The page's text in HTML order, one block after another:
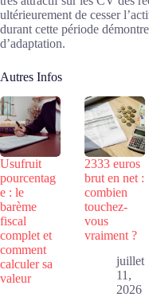
ultérieurement de cesser
durant cette période
d’adaptation.
Autres Infos
Usufruit
pourcentag
e : le
barème
fiscal
complet et
comment
calculer sa
valeur
2333 euros
brut en net :
combien
touchez-
vous
vraiment ?
juillet
11,
2026